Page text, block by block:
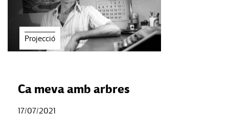
Projecció
Ca meva amb arbres
17/07/2021